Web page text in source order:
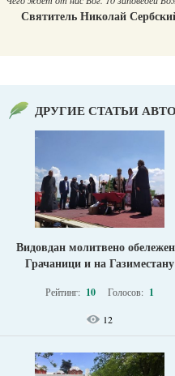
Святитель Николай
ДРУГИЕ СТАТЬИ
Видовдан молитвено
Грачаници и на Газиместану
Рейтинг: 10 Голосов: 1
12